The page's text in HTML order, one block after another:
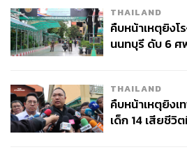
สัมผัสประสบการณ์อันน่าประทับใจใน
ไปจนถึงแพลตฟอร์มการชำระเงินระ
UnionPay, WeChat Pay นอกจากนี้ยั
แพลตฟอร์มให้บริการด้านการท่องเที่
ผู้ใช้บริการทั่วโลก
THAILAND
คืบหน้าเหตุยิงโ
นนทบุรี ดับ 6 ศ
THAILAND
คืบหน้าเหตุยิง
เด็ก 14 เสียชีวิ